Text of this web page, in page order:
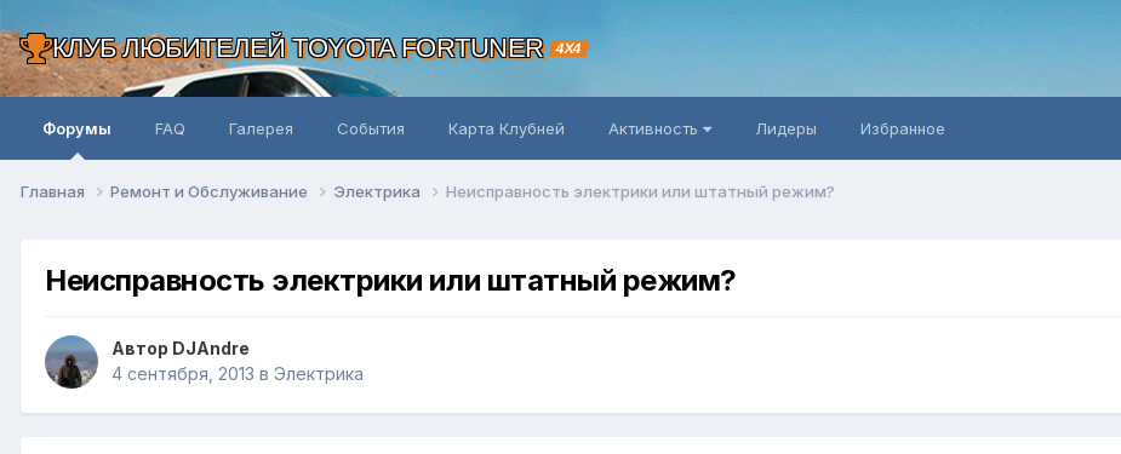
КЛУБ ЛЮБИТЕЛЕЙ TOYOTA FORTUNER 4X4
Форумы FAQ Галерея События Карта Клубней Активность Лидеры Избранное
Главная Ремонт и Обслуживание Электрика Неисправность электрики или штатный режим?
Неисправность электрики или штатный режим?
Автор DJAndre
4 сентября, 2013 в Электрика